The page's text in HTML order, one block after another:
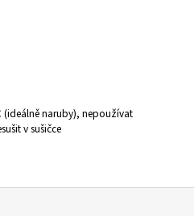
(ideálně naruby), nepoužívat
v sušičce